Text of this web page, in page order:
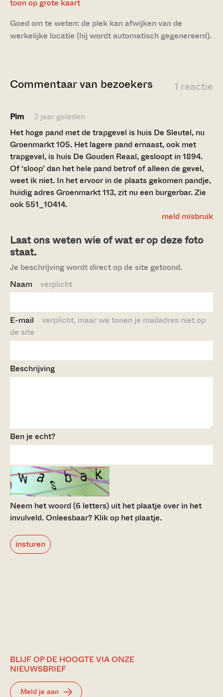
toon op grote kaart
Goed om te weten: de plek kan afwijken van de
werkelijke locatie (hij wordt automatisch gegenereerd).
1 reactie
Commentaar van bezoekers
Pim
2 jaar geleden
Het hoge pand met de trapgevel is huis De Sleutel, nu
Groenmarkt 105. Het lagere pand ernaast, ook met
trapgevel, is huis De Gouden Reaal, gesloopt in 1894.
Of ‘sloop’ dan het hele pand betrof of alleen de gevel,
weet ik niet. In het ervoor in de plaats gekomen pandje,
huidig adres Groenmarkt 113, zit nu een burgerbar. Zie
ook 551_10414.
meld misbruik
Laat ons weten wie of wat er op deze foto
staat.
Je beschrijving wordt direct op de site getoond.
Naam verplicht
E-mail verplicht, maar we tonen je mailadres niet op
de site
Beschrijving
Ben je echt?
Neem het woord (6 letters) uit het plaatje over in het
invulveld.Onleesbaar? Klik op het plaatje.
insturen
BLIJF OP DE HOOGTE VIA ONZE
NIEUWSBRIEF
Meld je aan